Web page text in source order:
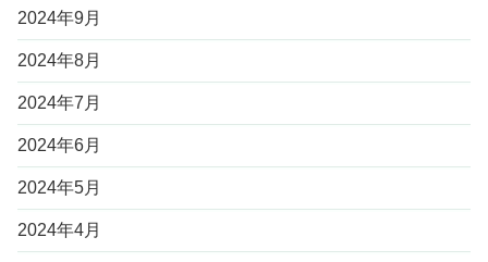
2024年9月
2024年8月
2024年7月
2024年6月
2024年5月
2024年4月